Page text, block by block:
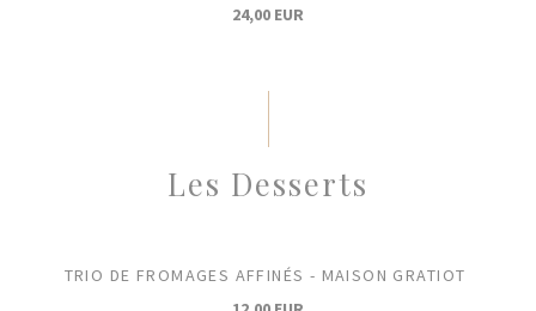
24,00 EUR
Les Desserts
TRIO DE FROMAGES AFFINÉS - MAISON GRATIOT